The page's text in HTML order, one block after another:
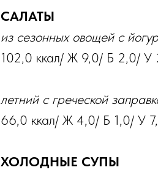
САЛАТЫ
из сезонных овощей с
102,0 ккал/ Ж 9,0/ Б 2,0/ У
летний с греческой
66,0 ккал/ Ж 4,0/ Б 1,0/ У
ХОЛОДНЫЕ СУПЫ